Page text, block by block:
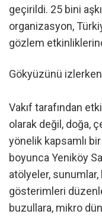
geçirildi. 25 bini
organizasyon,
gözlem
Gökyüzünü
Vakıf tarafından
olarak değil, doğa,
yönelik kapsamlı
boyunca Yeniköy
atölyeler,
gösterimleri
buzullara, mikro